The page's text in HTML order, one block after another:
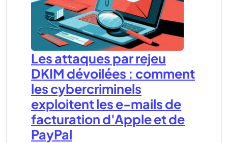
Les attaques par rejeu
DKIM dévoilées : comment
les cybercriminels
exploitent les e-mails de
facturation d'Apple et de
PayPal